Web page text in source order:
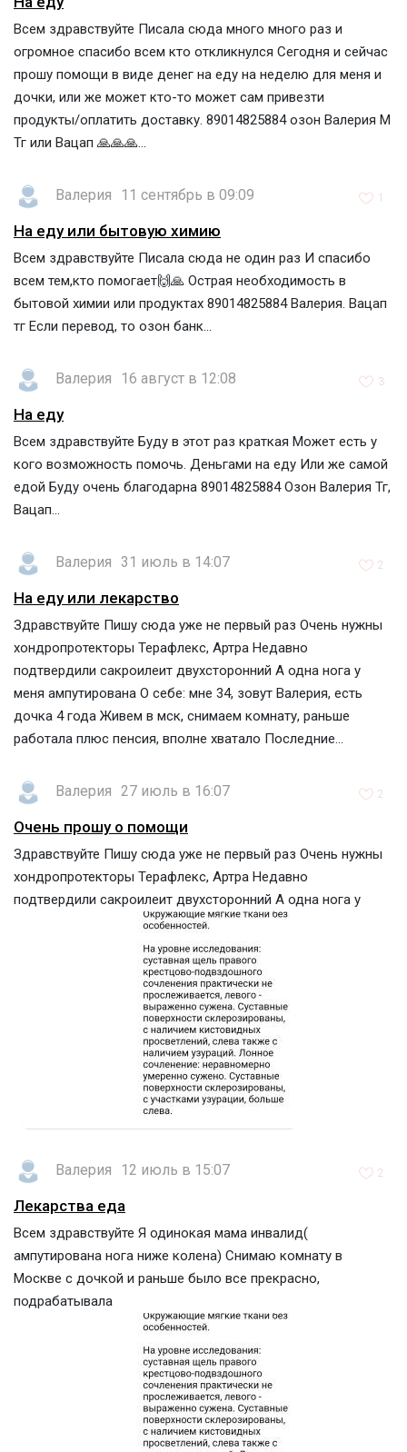
Всем здравствуйте Писала сюда много много раз и
огромное спасибо всем кто откликнулся Сегодня и сейчас
прошу помощи в виде денег на еду на неделю для меня и
дочки, или же может кто-то может сам привезти
продукты/оплатить доставку. 89014825884 озон Валерия М
Тг или Вацап 🙏🙏🙏...
Валерия 11 сентябрь в 09:09 1
На еду или бытовую химию
Всем здравствуйте Писала сюда не один раз И спасибо
всем тем,кто помогает🙌🙏 Острая необходимость в
бытовой химии или продуктах 89014825884 Валерия. Вацап
тг Если перевод, то озон банк...
Валерия 16 август в 12:08 3
На еду
Всем здравствуйте Буду в этот раз краткая Может есть у
кого возможность помочь. Деньгами на еду Или же самой
едой Буду очень благодарна 89014825884 Озон Валерия Тг,
Вацап...
Валерия 31 июль в 14:07 2
На еду или лекарство
Здравствуйте Пишу сюда уже не первый раз Очень нужны
хондропротекторы Терафлекс, Артра Недавно
подтвердили сакроилеит двухсторонний А одна нога у
меня ампутирована О себе: мне 34, зовут Валерия, есть
дочка 4 года Живем в мск, снимаем комнату, раньше
работала плюс пенсия, вполне хватало Последние...
Валерия 27 июль в 16:07 2
Очень прошу о помощи
Здравствуйте Пишу сюда уже не первый раз Очень нужны
хондропротекторы Терафлекс, Артра Недавно
подтвердили сакроилеит двухсторонний А одна нога у
Валерия 12 июль в 15:07 2
Лекарства еда
Всем здравствуйте Я одинокая мама инвалид(
ампутирована нога ниже колена) Снимаю комнату в
Москве с дочкой и раньше было все прекрасно,
подрабатывала